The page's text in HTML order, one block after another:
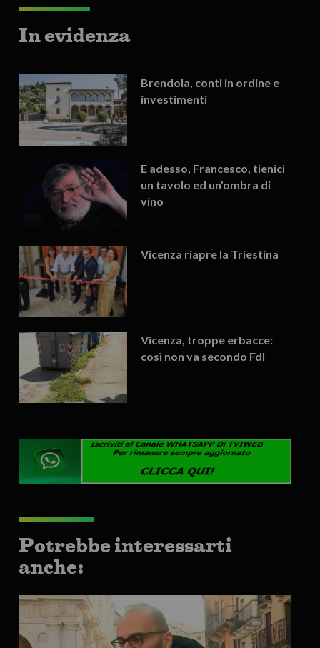
In evidenza
Brendola, conti in ordine e
investimenti
E adesso, Francesco, tienici
un tavolo ed un’ombra di
vino
Vicenza riapre la Triestina
Vicenza, troppe erbacce:
così non va secondo FdI
Potrebbe interessarti
anche: